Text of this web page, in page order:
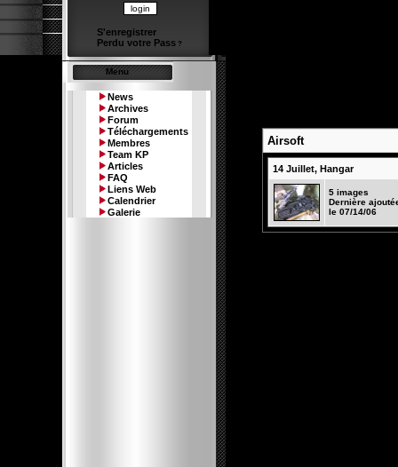
S'enregistrer
Perdu votre Pass ?
Menu
News
Archives
Forum
Téléchargements
Membres
Team KP
Articles
FAQ
Liens Web
Calendrier
Galerie
Airsoft
14 Juillet, Hangar
5 images
Dernière
le 07/14/06